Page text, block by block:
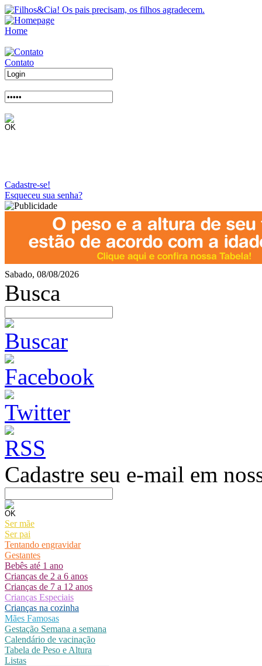
Home
Contato
Cadastre-se!
Esqueceu sua senha?
Sabado, 08/08/2026
Busca
Cadastre seu e-mail em
Ser mãe
Ser pai
Tentando engravidar
Gestantes
Bebês até 1 ano
Crianças de 2 a 6 anos
Crianças de 7 a 12 anos
Crianças Especiais
Crianças na cozinha
Mães Famosas
Gestação Semana a semana
Calendário de vacinação
Tabela de Peso e Altura
Listas